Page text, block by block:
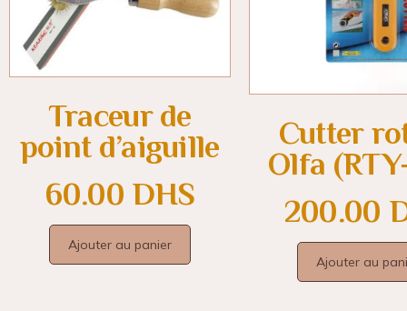
Traceur de
point d’aiguille
60.00 DHS
Ajouter au panier
Cutter
Olfa
200.00
Ajouter au